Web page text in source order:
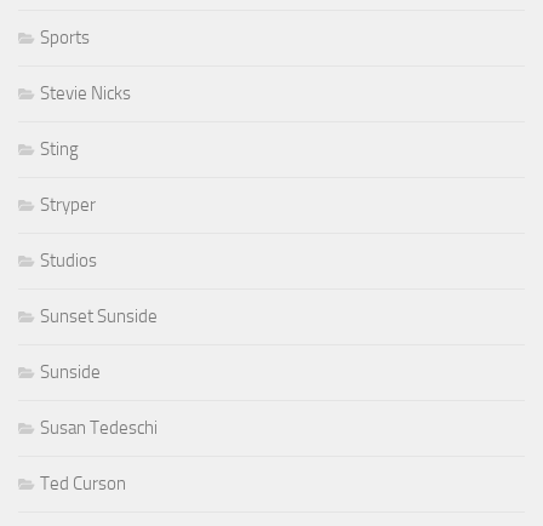
Sports
Stevie Nicks
Sting
Stryper
Studios
Sunset Sunside
Sunside
Susan Tedeschi
Ted Curson